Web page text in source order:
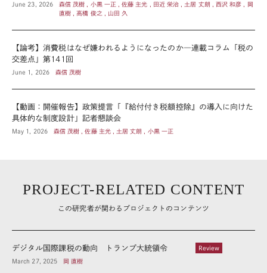
June 23, 2026
森信 茂樹 , 小黒 一正 , 佐藤 主光 , 田近 栄治 , 土居 丈朗 , 西沢 和彦 , 岡
直樹 , 高橋 俊之 , 山田 久
【論考】消費税はなぜ嫌われるようになったのか―連載コラム「税の
交差点」第141回
June 1, 2026 森信 茂樹
【動画：開催報告】政策提言「『給付付き税額控除』の導入に向けた
具体的な制度設計」記者懇談会
May 1, 2026 森信 茂樹 , 佐藤 主光 , 土居 丈朗 , 小黒 一正
PROJECT-RELATED CONTENT
この研究者が関わるプロジェクトのコンテンツ
Review
デジタル国際課税の動向 トランプ大統領令
March 27, 2025 岡 直樹